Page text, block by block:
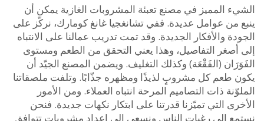
المميز في مصنع تعبئة المشروبات الغازية يمكن أن
من عوامل عديدة. ففي تشانغجيا غانغ كومارك، نركّز على
والأفكار الجديدة. وقد تمت تدريب عمالنا على الانتباه
التفاصيل، وهذا يعني التحقق من الطعم ومستوى
(الفَقْعَة) وكذلك التغليف. ويضمن المصنع الجيّد أن
طعم كل مشروبٍ لذيذًا ومظهره جذّابًا. وتلفت ملصقاتنا
ذات التصاميم المرحة انتباه العملاء. ومن الأمور
التي تميّزنا قدرتنا على ابتكار نكهات جديدة. فنحن
إلى رغبات الناس ونسعى إلى إعداد مشروبات تتوافق